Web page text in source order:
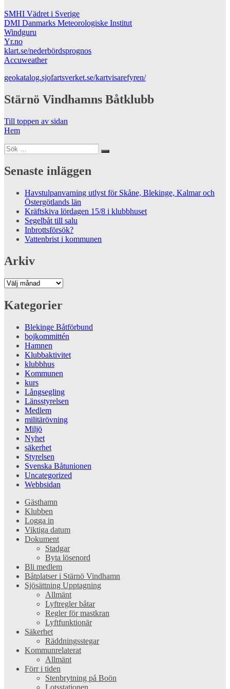
SMHI Vädret i Sverige
DMI Danmarks Meteorologiske Institut
Windguru
Yr.no
klart.se/nederbördsprognos
Accuweather
geokatalog.sjofartsverket.se/kartvisarefyren/
Stärnö Vindhamns Båtklubb
Till toppen av sidan
Hem
Sök
efter:
Sök
Senaste inläggen
Havstulpanvarning utlyst för Skåne, Blekinge, Kalmar och
Östergötlands län
Kräftskiva lördagen 15/8 i klubbhuset
Segelbåt till salu
Inbrottsförsök?
Vattenbrist i kommunen
Arkiv
Arkiv
Kategorier
Blekinge Båtförbund
bojkommittén
Hamnen
Klubbaktivitet
klubbhus
Kommunen
kurs
Långsegling
Länsstyrelsen
Medlem
militärövning
Miljö
Nyhet
säkerhet
Styrelsen
Svenska Båtunionen
Uncategorized
Webbsidan
Gästhamn
Klubben
Logga in
Viktiga datum
Dokument
Stadgar
Byta lösenord
Bli medlem
Båtplatser i Stärnö Vindhamn
Sjösättning Upptagning
Allmänt
Lyftregler båtar
Regler för mastkran
Lyftfunktionär
Säkerhet
Räddningsstegar
Kommunrelaterat
Allmänt
Förr i tiden
Stenbrytning på Boön
Lotsstationen